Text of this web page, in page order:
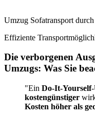
Umzug Sofatransport
Effiziente
Die verborgenen
Umzugs: Was Sie
"Ein Do-It-Yourself-
kostengünstiger
Kosten höher als